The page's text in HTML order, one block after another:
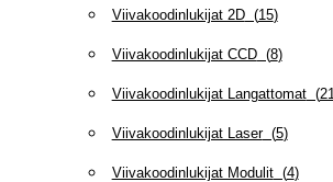
Viivakoodinlukijat 2D(15)
Viivakoodinlukijat CCD(8)
Viivakoodinlukijat Langattomat(21
Viivakoodinlukijat Laser(5)
Viivakoodinlukijat Modulit(4)